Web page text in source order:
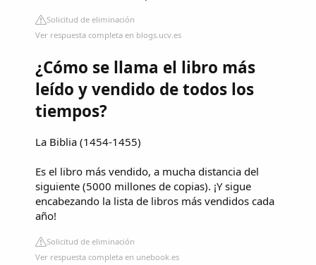
Solicitud de eliminación
Ver respuesta completa en blogs.ucv.es
¿Cómo se llama el libro más
leído y vendido de todos los
tiempos?
La Biblia (1454-1455)
Es el libro más vendido, a mucha distancia del
siguiente (5000 millones de copias). ¡Y sigue
encabezando la lista de libros más vendidos cada
año!
Solicitud de eliminación
Ver respuesta completa en unebook.es